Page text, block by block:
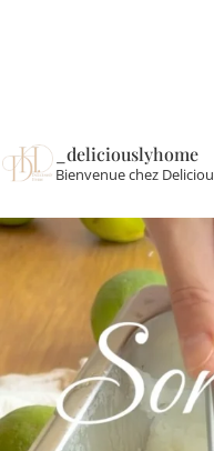
_deliciouslyhome
Bienvenue chez